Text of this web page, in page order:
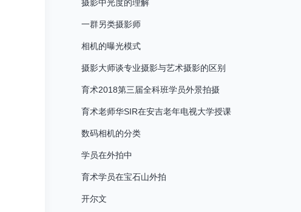
摄影中光度的理解
一群另类摄影师
相机的曝光模式
摄影大师谈专业摄影与艺术摄影的区别
育术2018第三届全科班学员外景拍摄
育术老师华SIR在安吉老年电视大学授课
数码相机的分类
学员在外拍中
育术学员在宝石山外拍
开尔文